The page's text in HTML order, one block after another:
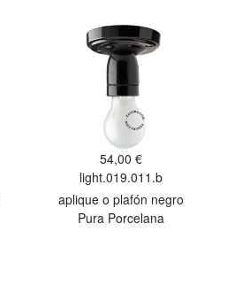
54,00 €
light.019.011.b
aplique o plafón negro
Pura Porcelana